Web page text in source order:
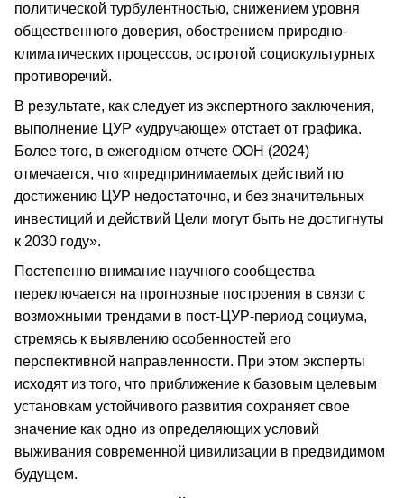
политической турбулентностью, снижением уровня
общественного доверия, обострением природно-
климатических процессов, остротой социокультурных
противоречий.
В результате, как следует из экспертного заключения,
выполнение ЦУР «удручающе» отстает от графика.
Более того, в ежегодном отчете ООН (2024)
отмечается, что «предпринимаемых действий по
достижению ЦУР недостаточно, и без значительных
инвестиций и действий Цели могут быть не достигнуты
к 2030 году».
Постепенно внимание научного сообщества
переключается на прогнозные построения в связи с
возможными трендами в пост-ЦУР-период социума,
стремясь к выявлению особенностей его
перспективной направленности. При этом эксперты
исходят из того, что приближение к базовым целевым
установкам устойчивого развития сохраняет свое
значение как одно из определяющих условий
выживания современной цивилизации в предвидимом
будущем.